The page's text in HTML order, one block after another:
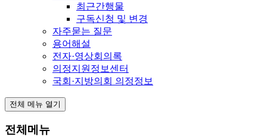
최근간행물
구독신청 및 변경
자주묻는 질문
용어해설
전자·영상회의록
의정지원정보센터
국회·지방의회 의정정보
전체 메뉴 열기
전체메뉴